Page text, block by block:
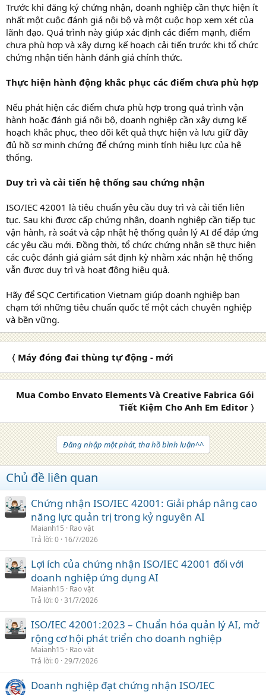
Trước khi đăng ký chứng nhận, doanh nghiệp cần thực hiện ít
nhất một cuộc đánh giá nội bộ và một cuộc họp xem xét của
lãnh đạo. Quá trình này giúp xác định các điểm mạnh, điểm
chưa phù hợp và xây dựng kế hoạch cải tiến trước khi tổ chức
chứng nhận tiến hành đánh giá chính thức.
Thực hiện hành động khắc phục các điểm chưa phù hợp
Nếu phát hiện các điểm chưa phù hợp trong quá trình vận
hành hoặc đánh giá nội bộ, doanh nghiệp cần xây dựng kế
hoạch khắc phục, theo dõi kết quả thực hiện và lưu giữ đầy
đủ hồ sơ minh chứng để chứng minh tính hiệu lực của hệ
thống.
Duy trì và cải tiến hệ thống sau chứng nhận
ISO/IEC 42001 là tiêu chuẩn yêu cầu duy trì và cải tiến liên
tục. Sau khi được cấp chứng nhận, doanh nghiệp cần tiếp tục
vận hành, rà soát và cập nhật hệ thống quản lý AI để đáp ứng
các yêu cầu mới. Đồng thời, tổ chức chứng nhận sẽ thực hiện
các cuộc đánh giá giám sát định kỳ nhằm xác nhận hệ thống
vẫn được duy trì và hoạt động hiệu quả.
Hãy để SQC Certification Vietnam giúp doanh nghiệp bạn
chạm tới những tiêu chuẩn quốc tế một cách chuyên nghiệp
và bền vững.
〈 Máy đóng đai thùng tự động - mới
Mua Combo Envato Elements Và Creative Fabrica Gói
Tiết Kiệm Cho Anh Em Editor 〉
Đăng nhập một phát, tha hồ bình luận^^
Chủ đề liên quan
Chứng nhận ISO/IEC 42001: Giải pháp nâng cao
năng lực quản trị trong kỷ nguyên AI
Maianh15
Rao vặt
Trả lời 0 16/7/2026
Lợi ích của chứng nhận ISO/IEC 42001 đối với
doanh nghiệp ứng dụng AI
Maianh15
Rao vặt
Trả lời 0 31/7/2026
ISO/IEC 42001:2023 – Chuẩn hóa quản lý AI, mở
rộng cơ hội phát triển cho doanh nghiệp
Maianh15
Rao vặt
Trả lời 0 29/7/2026
Doanh nghiệp đạt chứng nhận ISO/IEC